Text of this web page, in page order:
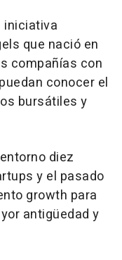
iniciativa
que nació en
compañías con
conocer el
bursátiles y
diez
y el pasado
growth para
antigüedad y